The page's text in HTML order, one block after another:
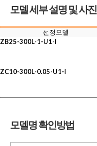
모델 세부 설명 및 사진
선정모델
ZB25-300L-1-U1-I
ZC10-300L-0.05-U1-I
모델명 확인방법